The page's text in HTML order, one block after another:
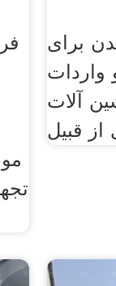
برای
واردات
آلات
قبیل